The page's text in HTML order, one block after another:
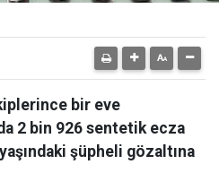
bir eve
2 bin 926 sentetik ecza
şüpheli gözaltına